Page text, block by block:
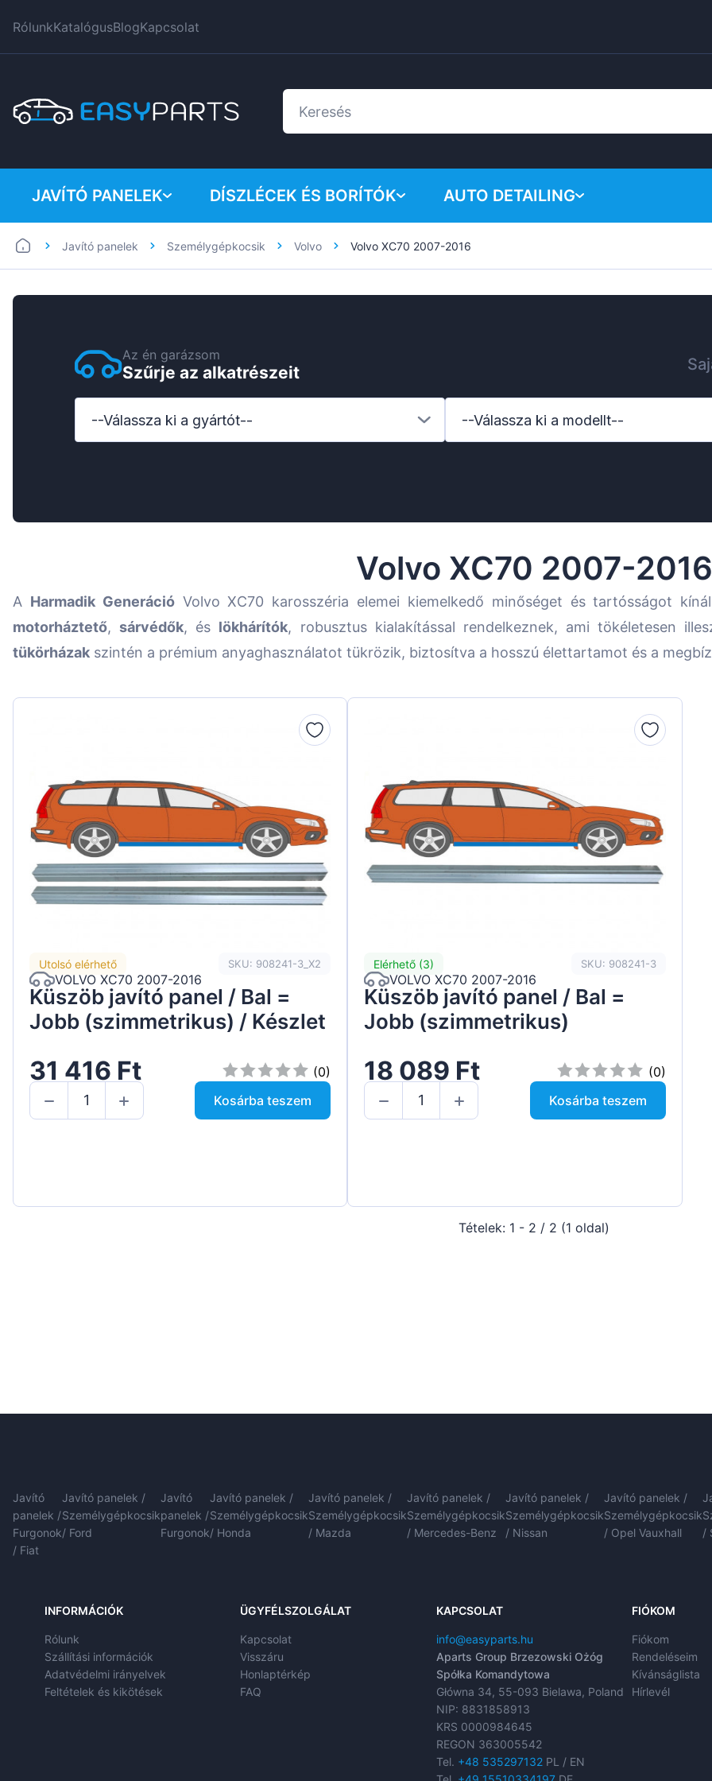
RólunkKatalógusBlogKapcsolat
JAVÍTÓ PANELEK
Furgonok
DÍSZLÉCEK ÉS BORÍTÓK
BMW
Ford
Honda
Hyundai
Mazda
Mercedes-Benz
Opel Vauxhall
Seat
Skoda
Suzuki
Tesla
AUTO DETAILING
Vegyi termékek
Javító panelek Személygépkocsik Volvo Volvo XC70 2007-2016
Az én garázsom
Szűrje az alkatrészeit
--Válassza ki a gyártót-- --Válassza ki a modellt--
Volvo XC70 2007-2016
A Harmadik GenerációVolvo XC70 karosszéria elemei kiemelkedő minőséget és tartósságot
motorháztető,sárvédők, és lökhárítók, robusztus kialakítással rendelkeznek, ami tökéletesen
tükörházak szintén a prémium anyaghasználatot tükrözik, biztosítva a hosszú élettartamot és a
Utolsó elérhető SKU: 908241-3_X2
VOLVO XC70 2007-2016
Küszöb javító panel / Bal =
Jobb (szimmetrikus) / Készlet
31 416 Ft
(0)
Kosárba teszem
Elérhető (3) SKU: 908241-3
VOLVO XC70 2007-2016
Küszöb javító panel / Bal =
Jobb (szimmetrikus)
18 089 Ft
(0)
Kosárba teszem
Tételek: 1 - 2 / 2 (1 oldal)
Javító
panelek /
Furgonok
/ Fiat
Javító panelek /
Személygépkocsik
/ Ford
Javító
panelek /
Furgonok
Javító panelek /
Személygépkocsik
/ Honda
Javító panelek /
Személygépkocsik
/ Mazda
Javító panelek /
Személygépkocsik
/ Mercedes-Benz
Javító panelek /
Személygépkocsik
/ Nissan
Javító panelek /
Személygépkocsik
/ Opel Vauxhall
/
INFORMÁCIÓK
Rólunk
Szállítási információk
Adatvédelmi irányelvek
Feltételek és kikötések
ÜGYFÉLSZOLGÁLAT
Kapcsolat
Visszáru
Honlaptérkép
FAQ
KAPCSOLAT
info@easyparts.hu
Aparts Group Brzezowski Ożóg
Spółka Komandytowa
Główna 34, 55-093 Bielawa, Poland
NIP: 8831858913
KRS 0000984645
REGON 363005542
Tel. +48 535297132PL / EN
FIÓKOM
Fiókom
Rendeléseim
Kívánságlista
Hírlevél